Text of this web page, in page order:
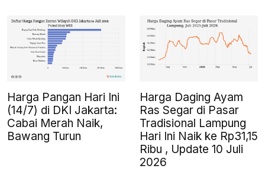
Harga Pangan Hari Ini
(14/7) di DKI Jakarta:
Cabai Merah Naik,
Bawang Turun
Harga Daging Ayam
Ras Segar di Pasar
Tradisional Lampung
Hari Ini Naik ke Rp31,15
Ribu , Update 10 Juli
2026